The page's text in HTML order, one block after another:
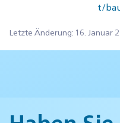
t/
Letzte Änderung: 16. Januar